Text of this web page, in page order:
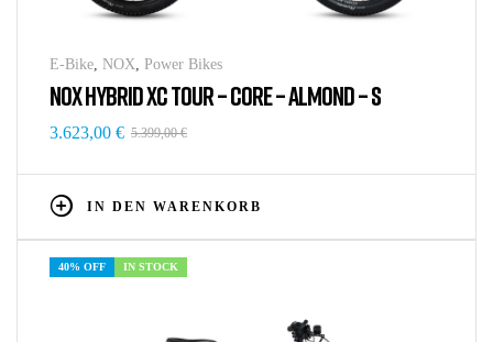
E-Bike NOX Power Bikes
NOX HYBRID XC TOUR – CORE – ALMOND – S
5.399,00€
3.623,00 €
IN DEN WARENKORB
40% OFF IN STOCK